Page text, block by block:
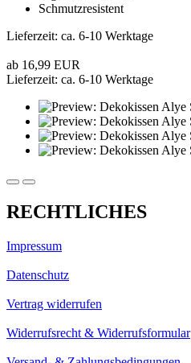
Schmutzresistent
Lieferzeit: ca. 6-10 Werktage
ab 16,99 EUR
Lieferzeit: ca. 6-10 Werktage
RECHTLICHES
Impressum
Datenschutz
Vertrag widerrufen
Widerrufsrecht & Widerrufsformular